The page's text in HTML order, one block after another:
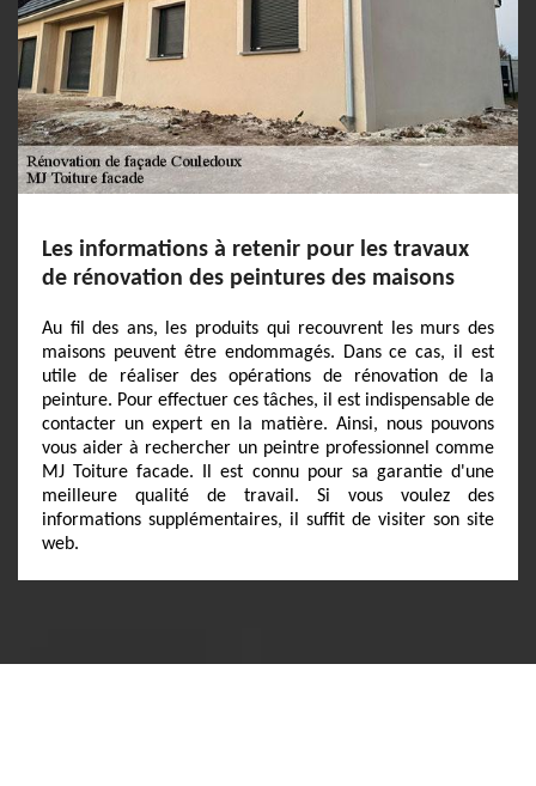
Les informations à retenir pour les travaux
de rénovation des peintures des maisons
Au fil des ans, les produits qui recouvrent les murs des
maisons peuvent être endommagés. Dans ce cas, il est
utile de réaliser des opérations de rénovation de la
peinture. Pour effectuer ces tâches, il est indispensable de
contacter un expert en la matière. Ainsi, nous pouvons
vous aider à rechercher un peintre professionnel comme
MJ Toiture facade. Il est connu pour sa garantie d'une
meilleure qualité de travail. Si vous voulez des
informations supplémentaires, il suffit de visiter son site
web.